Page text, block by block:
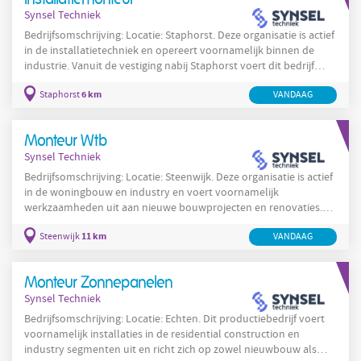
Synsel Techniek
Bedrijfsomschrijving: Locatie: Staphorst. Deze organisatie is actief
in de installatietechniek en opereert voornamelijk binnen de
industrie. Vanuit de vestiging nabij Staphorst voert dit bedrijf
uit. Het bedrijf richt zich op projecten in de industrie en werkt aan
30% renovatie en 30% service & onderhoud.
Staphorst6 km VANDAAG
Monteur Wtb
Synsel Techniek
Bedrijfsomschrijving: Locatie: Steenwijk. Deze organisatie is actief
in de woningbouw en industry en voert voornamelijk
werkzaamheden uit aan nieuwe bouwprojecten en renovaties.
op series van kleine tot middelgrote projecten voor zakelijke
van circa 8 tot 15 FTE. Per project werken meestal 1
Steenwijk11 km VANDAAG
Monteur Zonnepanelen
Synsel Techniek
Bedrijfsomschrijving: Locatie: Echten. Dit productiebedrijf voert
voornamelijk installaties in de residential construction en
industry segmenten uit en richt zich op zowel nieuwbouw als